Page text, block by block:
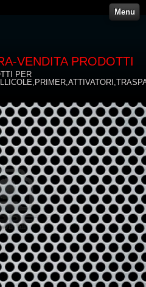
Menu
VENDITA PRODOTTI
PER